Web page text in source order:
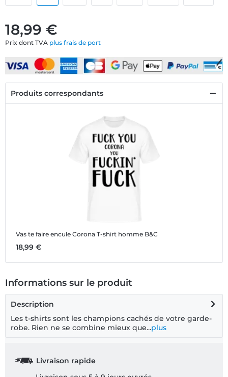
18,99 €
Prix dont TVA plus frais de port
Produits correspondants
Vas te faire encule Corona T-shirt homme B&C
18,99 €
Informations sur le produit
Description
Les t-shirts sont les champions cachés de votre garde-
robe. Rien ne se combine mieux que...plus
Livraison rapide